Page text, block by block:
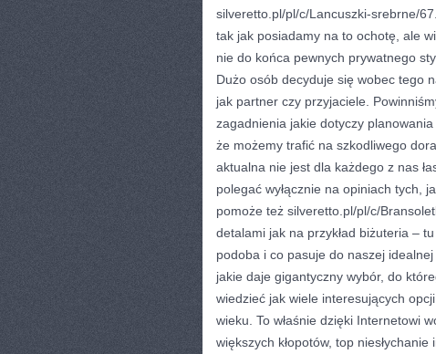
silveretto.pl/pl/c/Lancuszki-srebrne/
tak jak posiadamy na to ochotę, ale
nie do końca pewnych prywatnego
Dużo osób decyduje się wobec tego
jak partner czy przyjaciele.
zagadnienia jakie dotyczy
że możemy trafić na szkodliwego
aktualna nie jest dla każdego z nas
polegać wyłącznie na opiniach tych,
pomoże też silveretto.pl/pl/c/
detalami jak na przykład biżuteria –
podoba i co pasuje do naszej
jakie daje gigantyczny wybór, do
wiedzieć jak wiele interesujących
wieku. To właśnie dzięki Internetowi
większych kłopotów, top